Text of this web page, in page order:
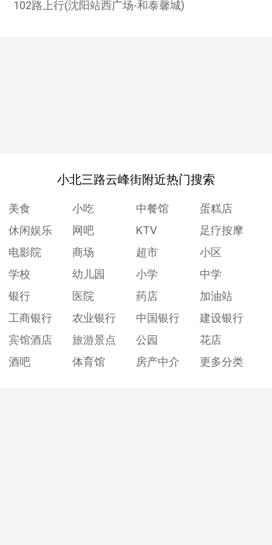
102路上行(沈阳站西广场-和泰馨城)
小北三路云峰街附近热门搜索
美食 小吃 中餐馆
蛋糕店
休闲娱乐
网吧 KTV
足疗按摩
电影院
商场 超市
小区
学校
幼儿园 小学
中学
银行
医院 药店
加油站
工商银行
农业银行 中国银行
建设银行
宾馆酒店
旅游景点 公园
花店
酒吧
体育馆 房产中介 更多分类